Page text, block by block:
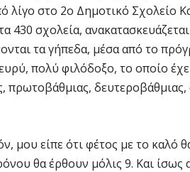
λίγο στο 2ο Δημοτικό Σχολείο
430 σχολεία,
τα γήπεδα, μέσα από το
πολύ φιλόδοξο, το οποίο
πρωτοβάθμιας,
μου είπε ότι φέτος με το καλό
θα έρθουν μόλις 9. Και ίσως